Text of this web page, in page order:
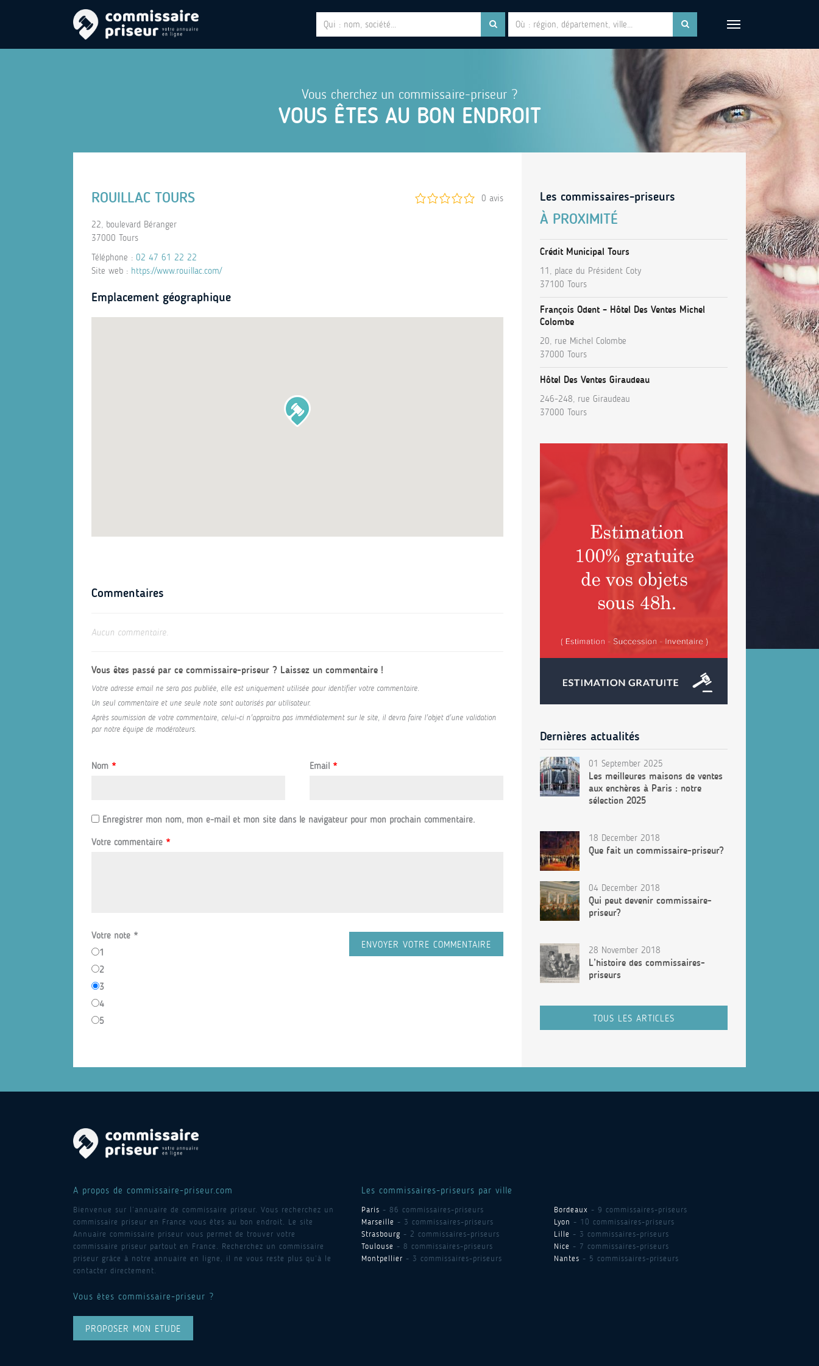
Vous cherchez un commissaire-priseur ?
VOUS ÊTES AU BON ENDROIT
0 avis
ROUILLAC TOURS
22, boulevard Béranger
37000 Tours
Téléphone : 02 47 61 22 22
Site web : https://www.rouillac.com/
Emplacement géographique
Commentaires
Aucun commentaire.
Vous êtes passé par ce commissaire-priseur ? Laissez un commentaire !
Votre adresse email ne sera pas publiée, elle est uniquement utilisée pour identifier votre commentaire.
Un seul commentaire et une seule note sont autorisés par utilisateur.
Après soumission de votre commentaire, celui-ci n'appraitra pas immédiatement sur le site, il devra faire l'objet d'une validation
par notre équipe de modérateurs.
Nom * Email *
Enregistrer mon nom, mon e-mail et mon site dans le navigateur pour mon prochain commentaire.
Votre commentaire *
Votre note *
1
2
3
4
5
Les commissaires-priseurs
À PROXIMITÉ
Crédit Municipal Tours
11, place du Président Coty
37100 Tours
François Odent – Hôtel Des Ventes Michel
Colombe
20, rue Michel Colombe
37000 Tours
Hôtel Des Ventes Giraudeau
246-248, rue Giraudeau
37000 Tours
Dernières actualités
01 September 2025
Les meilleures maisons de ventes
aux enchères à Paris : notre
sélection 2025
18 December 2018
Que fait un commissaire-priseur?
04 December 2018
Qui peut devenir commissaire-
priseur?
28 November 2018
L’histoire des commissaires-
priseurs
TOUS LES ARTICLES
A propos de commissaire-priseur.com
Bienvenue sur l’annuaire de commissaire priseur. Vous recherchez un
commissaire priseur en France vous êtes au bon endroit. Le site
Annuaire commissaire priseur vous permet de trouver votre
commissaire priseur partout en France. Recherchez un commissaire
priseur grâce à notre annuaire en ligne, il ne vous reste plus qu’à le
contacter directement.
Vous êtes commissaire-priseur ?
PROPOSER MON ETUDE
Les commissaires-priseurs par ville
Paris - 86 commissaires-priseurs Bordeaux - 9 commissaires-priseurs
Marseille - 3 commissaires-priseurs Lyon - 10 commissaires-priseurs
Strasbourg - 2 commissaires-priseurs Lille - 3 commissaires-priseurs
Toulouse - 8 commissaires-priseurs Nice - 7 commissaires-priseurs
Montpellier - 3 commissaires-priseurs Nantes - 5 commissaires-priseurs